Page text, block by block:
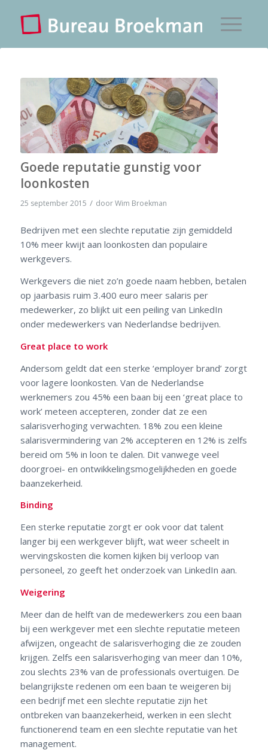
Goede reputatie gunstig voor
loonkosten
25 september 2015 / doorWim Broekman
Bedrijven met een slechte reputatie zijn gemiddeld
10% meer kwijt aan loonkosten dan populaire
werkgevers.
Werkgevers die niet zo’n goede naam hebben, betalen
op jaarbasis ruim 3.400 euro meer salaris per
medewerker, zo blijkt uit een peiling van LinkedIn
onder medewerkers van Nederlandse bedrijven.
Great place to work
Andersom geldt dat een sterke ‘employer brand’ zorgt
voor lagere loonkosten. Van de Nederlandse
werknemers zou 45% een baan bij een ‘great place to
work’ meteen accepteren, zonder dat ze een
salarisverhoging verwachten. 18% zou een kleine
salarisvermindering van 2% accepteren en 12% is zelfs
bereid om 5% in loon te dalen. Dit vanwege veel
doorgroei- en ontwikkelingsmogelijkheden en goede
baanzekerheid.
Binding
Een sterke reputatie zorgt er ook voor dat talent
langer bij een werkgever blijft, wat weer scheelt in
wervingskosten die komen kijken bij verloop van
personeel, zo geeft het onderzoek van LinkedIn aan.
Weigering
Meer dan de helft van de medewerkers zou een baan
bij een werkgever met een slechte reputatie meteen
afwijzen, ongeacht de salarisverhoging die ze zouden
krijgen. Zelfs een salarisverhoging van meer dan 10%,
zou slechts 23% van de professionals overtuigen. De
belangrijkste redenen om een baan te weigeren bij
een bedrijf met een slechte reputatie zijn het
ontbreken van baanzekerheid, werken in een slecht
functionerend team en een slechte reputatie van het
management.